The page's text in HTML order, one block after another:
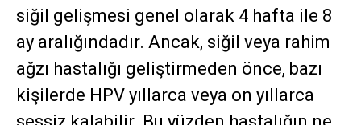
siğil gelişmesi genel olarak 4 hafta ile 8
ay aralığındadır. Ancak, siğil veya rahim
ağzı hastalığı geliştirmeden önce, bazı
kişilerde HPV yıllarca veya on yıllarca